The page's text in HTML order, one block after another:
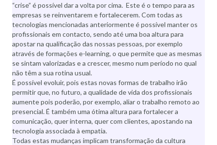
“crise” é possível dar a volta por cima. Este é o tempo para as
empresas se reinventarem e fortalecerem. Com todas as
tecnologias mencionadas anteriormente é possível manter os
profissionais em contacto, sendo até uma boa altura para
apostar na qualificação das nossas pessoas, por exemplo
através de formações e-learning, o que permite que as mesmas
se sintam valorizadas e a crescer, mesmo num período no qual
não têm a sua rotina usual.
É possível evoluir, pois estas novas formas de trabalho irão
permitir que, no futuro, a qualidade de vida dos profissionais
aumente pois poderão, por exemplo, aliar o trabalho remoto ao
presencial. É também uma ótima altura para fortalecer a
comunicação, quer interna, quer com clientes, apostando na
tecnologia associada à empatia.
Todas estas mudanças implicam transformação da cultura